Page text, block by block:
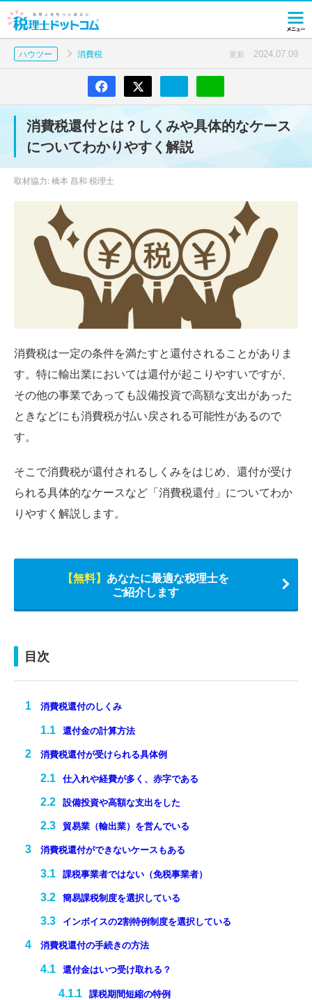
ハウツー 消費税 更新 2024.07.09
消費税還付とは？しくみや具体的なケース
についてわかりやすく解説
取材協力: 橋本 昌和 税理士
消費税は一定の条件を満たすと還付されることがありま
す。特に輸出業においては還付が起こりやすいですが、
その他の事業であっても設備投資で高額な支出があった
ときなどにも消費税が払い戻される可能性があるので
す。
そこで消費税が還付されるしくみをはじめ、還付が受け
られる具体的なケースなど「消費税還付」についてわか
りやすく解説します。
【無料】 あなたに最適な税理士を
ご紹介します
目次
消費税還付のしくみ
還付金の計算方法
消費税還付が受けられる具体例
仕入れや経費が多く、赤字である
設備投資や高額な支出をした
貿易業（輸出業）を営んでいる
消費税還付ができないケースもある
課税事業者ではない（免税事業者）
簡易課税制度を選択している
インボイスの2割特例制度を選択している
消費税還付の手続きの方法
還付金はいつ受け取れる？
課税期間短縮の特例